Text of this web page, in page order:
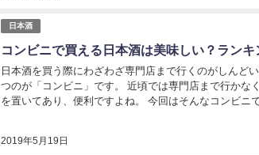
日本酒
コンビニで買える日本酒は美味しい？ランキ
2019年5月19日
日本酒を買う際にわざわざ専門店まで行くのがしんど
つのが「コンビニ」です。 近頃では専門店まで行かな
を置いてあり、便利ですよね。 今回はそんなコンビニ